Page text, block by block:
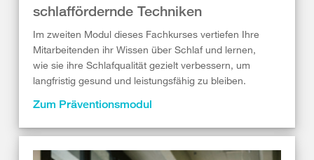
schlaffördernde Techniken
Im zweiten Modul dieses Fachkurses vertiefen Ihre
Mitarbeitenden ihr Wissen über Schlaf und lernen,
wie sie ihre Schlafqualität gezielt verbessern, um
langfristig gesund und leistungsfähig zu bleiben.
Zum Präventionsmodul